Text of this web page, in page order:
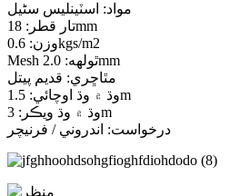
مواد: اسٽينلیس سٹیل
تار قطر: 18mm
وزن: 0.6kgs/m2
Mesh ٿولهه: 2.0mm
مٿاڇري: قديم پيتل
وڌ ۾ وڌ اوچائي: 1.5m
وڌ ۾ وڌ ويڪر: 3m
درخواست: اندروني / فرنيچر